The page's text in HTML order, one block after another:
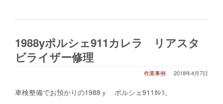
1988yポルシェ911カレラ リアスタ
ビライザー修理
2018年4月7日
作業事例
車検整備でお預かりの1988ｙ ポルシェ911ｶﾚﾗ。